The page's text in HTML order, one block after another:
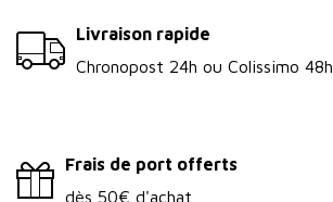
Livraison rapide
Chronopost 24h ou Colissimo 48h
Frais de port offerts
dès 50€ d'achat